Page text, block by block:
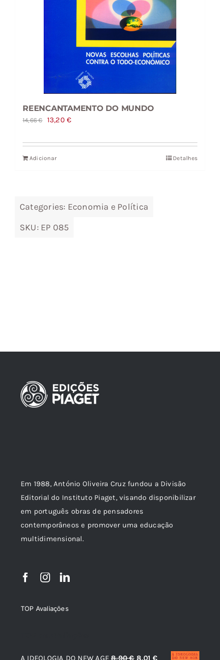
REENCANTAMENTO DO MUNDO
14,66€
O
original
era:
13,20€O
atual
Adicionar Detalhes
Categories: Economia e Política
SKU: EP 085
Em 1988, António Oliveira Cruz fundou a Divisão
Editorial do Instituto Piaget, visando disponibilizar
em português obras de pensadores
contemporâneos e promover uma educação
multidimensional.
TOP Avaliações
A IDEOLOGIA DO NEW AGE 8,90€ O
8,01 €